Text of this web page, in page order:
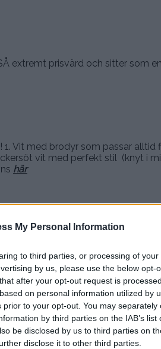
My Personal Information
to third parties, or processing of
by us, please use the below opt-
after your opt-out request is
on personal information utilized by
to your opt-out. You may separately
by third parties on the IAB’s list
be disclosed by us to third parties on
disclose it to other third parties.
extremt prisvärd och sitter som
Vit med brodyr som passar alltid
vit med perfekt stil (knyt i
här
4.